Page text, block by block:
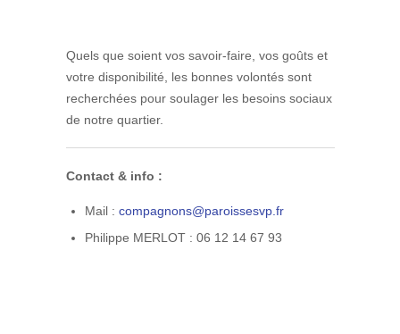
Quels que soient vos savoir-faire, vos goûts et
votre disponibilité, les bonnes volontés sont
recherchées pour soulager les besoins sociaux
de notre quartier.
Contact & info :
Mail : compagnons@paroissesvp.fr
Philippe MERLOT : 06 12 14 67 93